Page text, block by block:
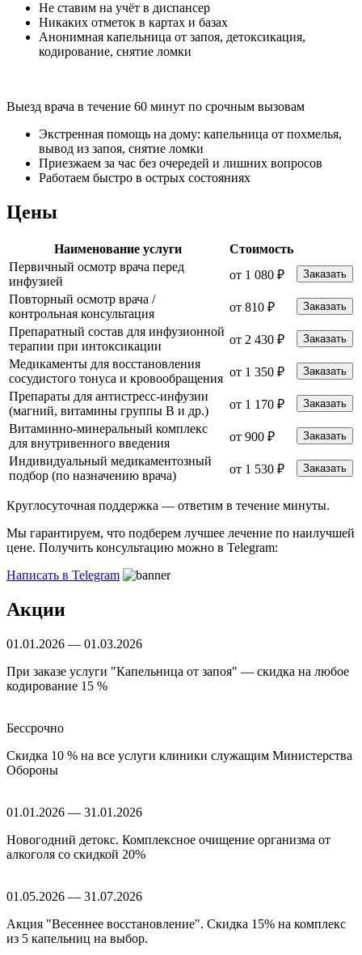
Не ставим на учёт в диспансер
Никаких отметок в картах и базах
Анонимная капельница от запоя, детоксикация,
кодирование, снятие ломки
Выезд врача в течение 60 минут по срочным вызовам
Экстренная помощь на дому: капельница от похмелья,
вывод из запоя, снятие ломки
Приезжаем за час без очередей и лишних вопросов
Работаем быстро в острых состояниях
Цены
Наименование услуги
Стоимость
Первичный осмотр врача перед
инфузией
от 1 080 ₽ Заказать
Повторный осмотр врача /
контрольная консультация
от 810 ₽ Заказать
Препаратный состав для инфузионной
терапии при интоксикации
от 2 430 ₽ Заказать
Медикаменты для восстановления
сосудистого тонуса и кровообращения от 1 350 ₽ Заказать
Препараты для антистресс-инфузии
(магний, витамины группы B и др.)
от 1 170 ₽ Заказать
Витаминно-минеральный комплекс
для внутривенного введения
от 900 ₽ Заказать
Индивидуальный медикаментозный
подбор (по назначению врача)
от 1 530 ₽ Заказать
Круглосуточная поддержка — ответим в течение минуты.
Мы гарантируем, что подберем лучшее лечение по наилучшей
цене. Получить консультацию можно в Telegram:
Написать в Telegram
Акции
01.01.2026 — 01.03.2026
При заказе услуги "Капельница от запоя" — скидка на любое
кодирование 15 %
Бессрочно
Скидка 10 % на все услуги клиники служащим Министерства
Обороны
01.01.2026 — 31.01.2026
Новогодний детокс. Комплексное очищение организма от
алкоголя со скидкой 20%
01.05.2026 — 31.07.2026
Акция "Весеннее восстановление". Скидка 15% на комплекс
из 5 капельниц на выбор.